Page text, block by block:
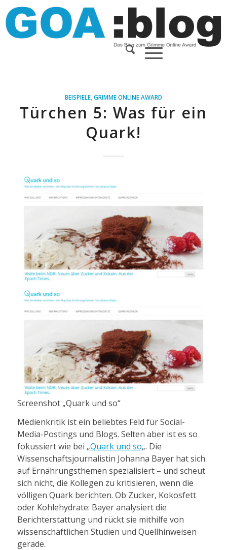
BEISPIELE, GRIMME ONLINE AWARD
Türchen 5: Was für ein
Quark!
Screenshot „Quark und so“
Medienkritik ist ein beliebtes Feld für Social-
Media-Postings und Blogs. Selten aber ist es so
fokussiert wie bei „Quark und so„. Die
Wissenschaftsjournalistin Johanna Bayer hat sich
auf Ernährungsthemen spezialisiert – und scheut
sich nicht, die Kollegen zu kritisieren, wenn die
völligen Quark berichten. Ob Zucker, Kokosfett
oder Kohlehydrate: Bayer analysiert die
Berichterstattung und rückt sie mithilfe von
wissenschaftlichen Studien und Quellhinweisen
gerade.